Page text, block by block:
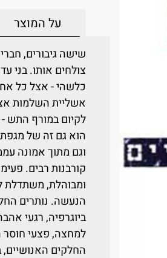
על המוצר
שישה גיבורים,
צולחים אותו. בני
כלשהי - אצל כל
אשליית השלמות
לקיום במורף התש
הוא גם זה של
וגם מתוך אמונה
קורבנות רבים.
ומבוהלת, משתדלת
הנעשה. נותרים
ביוגרפיה, רגעי
למחצה, פצעי